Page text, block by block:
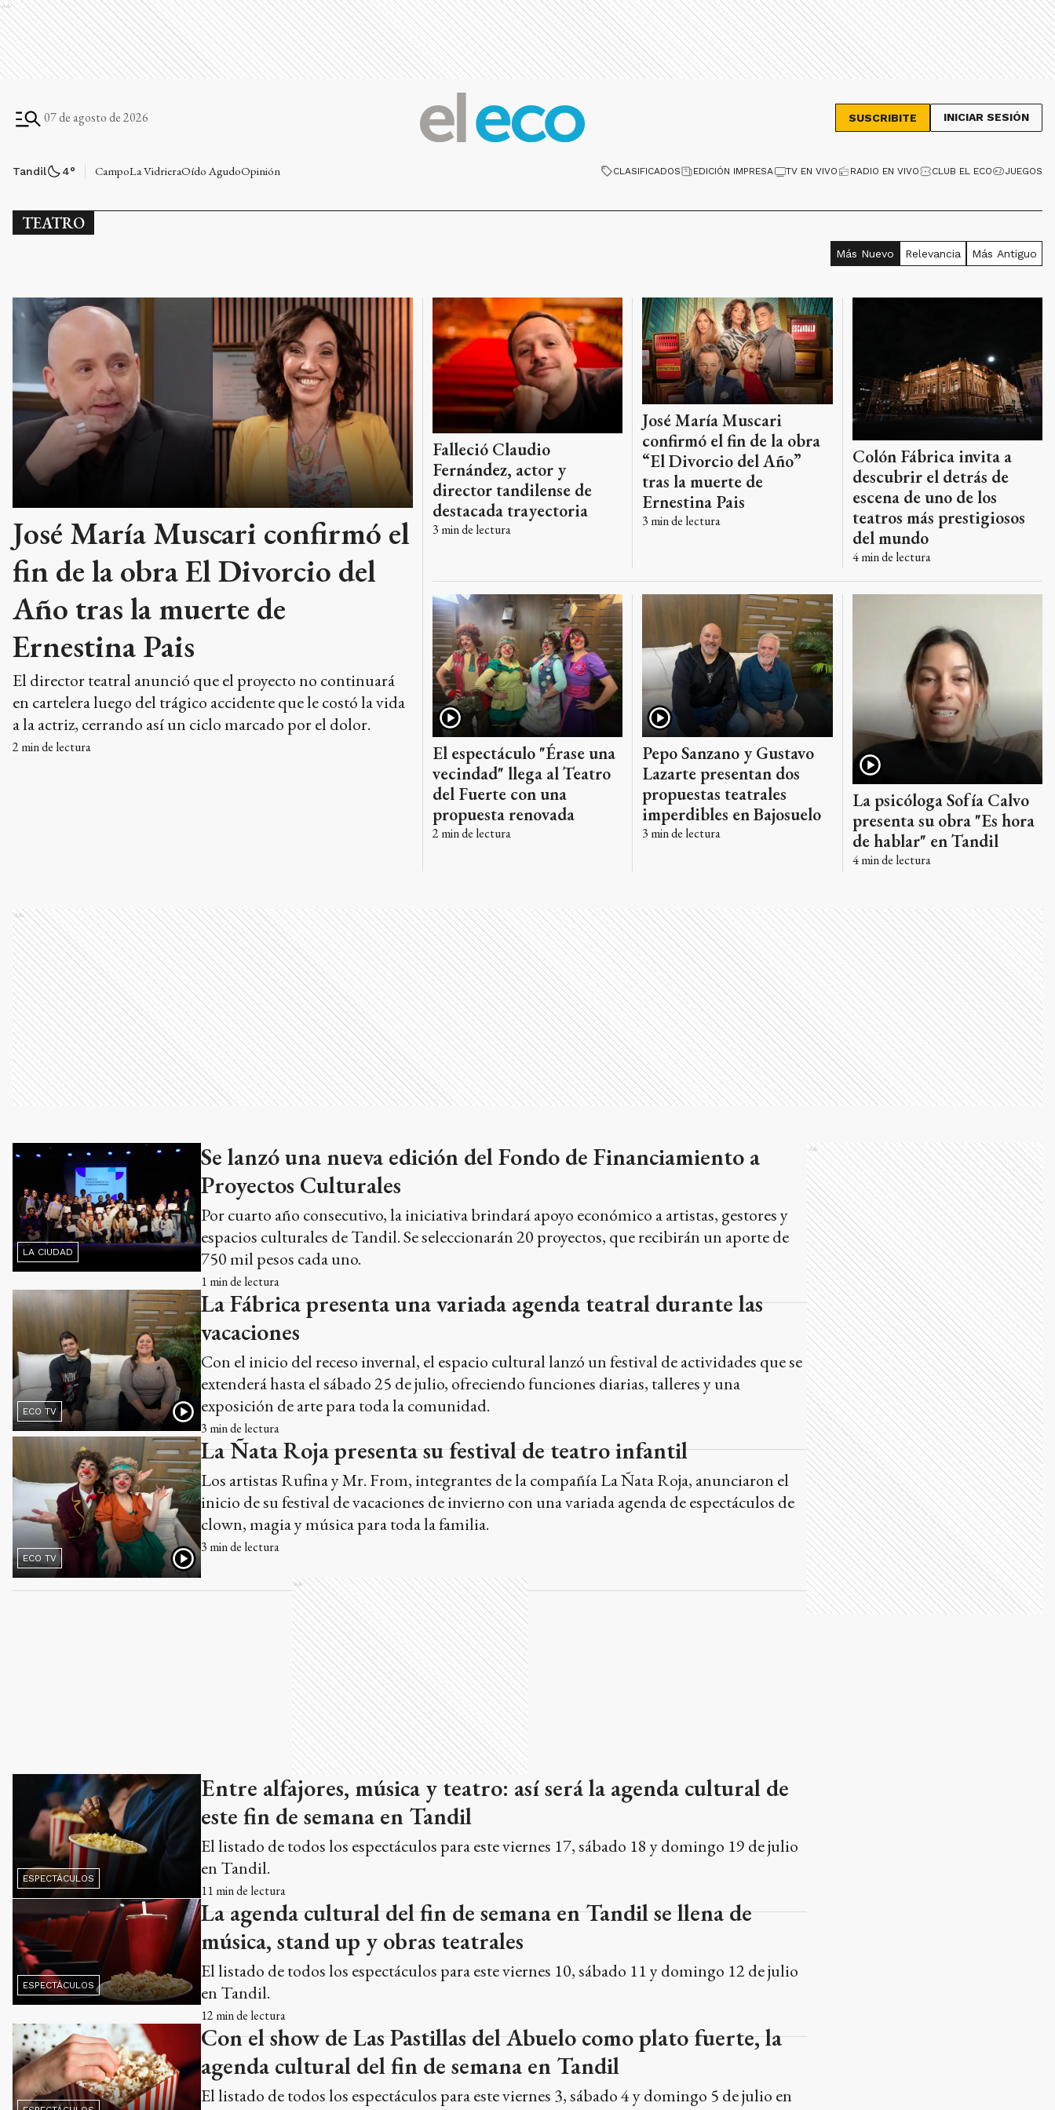
Ads
07 de agosto de 2026 SUSCRIBITE INICIAR SESIÓN
Tandil 4° CampoLa VidrieraOído AgudoOpinión CLASIFICADOS EDICIÓN IMPRESA TV EN VIVO RADIO EN VIVO CLUB EL ECO JUEGOS
TEATRO
Más Nuevo Relevancia Más Antiguo
José María Muscari confirmó el
fin de la obra El Divorcio del
Año tras la muerte de
Ernestina Pais
El director teatral anunció que el proyecto no continuará
en cartelera luego del trágico accidente que le costó la vida
a la actriz, cerrando así un ciclo marcado por el dolor.
2 min de lectura
Falleció Claudio
Fernández, actor y
director tandilense de
destacada trayectoria
3 min de lectura
José María Muscari
confirmó el fin de la obra
“El Divorcio del Año”
tras la muerte de
Ernestina Pais
3 min de lectura
Colón Fábrica invita a
descubrir el detrás de
escena de uno de los
teatros más prestigiosos
del mundo
4min de lectura
El espectáculo "Érase una
vecindad" llega al Teatro
del Fuerte con una
propuesta renovada
2 min de lectura
Pepo Sanzano y Gustavo
Lazarte presentan dos
propuestas teatrales
imperdibles en Bajosuelo
3 min de lectura
La psicóloga Sofía Calvo
presenta su obra "Es hora
de hablar" en Tandil
4min de lectura
Ads
LA CIUDAD
Se lanzó una nueva edición del Fondo de Financiamiento a
Proyectos Culturales
Por cuarto año consecutivo, la iniciativa brindará apoyo económico a artistas, gestores y
espacios culturales de Tandil. Se seleccionarán 20 proyectos, que recibirán un aporte de
750 mil pesos cada uno.
1 min de lectura
ECO TV
La Fábrica presenta una variada agenda teatral durante las
vacaciones
Con el inicio del receso invernal, el espacio cultural lanzó un festival de actividades que se
extenderá hasta el sábado 25 de julio, ofreciendo funciones diarias, talleres y una
exposición de arte para toda la comunidad.
3 min de lectura
ECO TV
La Ñata Roja presenta su festival de teatro infantil
Los artistas Rufina y Mr. From, integrantes de la compañía La Ñata Roja, anunciaron el
inicio de su festival de vacaciones de invierno con una variada agenda de espectáculos de
clown, magia y música para toda la familia.
3 min de lectura
Ads
ESPECTÁCULOS
Entre alfajores, música y teatro: así será la agenda cultural de
este fin de semana en Tandil
El listado de todos los espectáculos para este viernes 17, sábado 18 y domingo 19 de julio
en Tandil.
11 min de lectura
ESPECTÁCULOS
La agenda cultural del fin de semana en Tandil se llena de
música, stand up y obras teatrales
El listado de todos los espectáculos para este viernes 10, sábado 11 y domingo 12 de julio
en Tandil.
12 min de lectura
Con el show de Las Pastillas del Abuelo como plato fuerte, la
agenda cultural del fin de semana en Tandil
El listado de todos los espectáculos para este viernes 3, sábado 4 y domingo 5 de julio en
Ads